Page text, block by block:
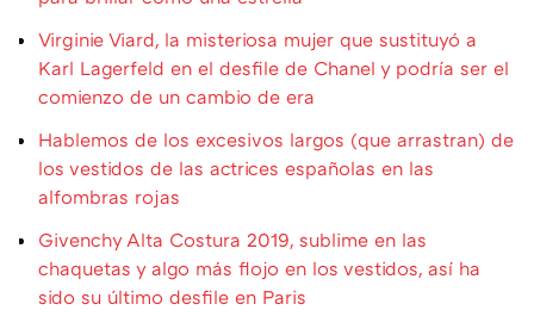
Virginie Viard, la misteriosa mujer que sustituyó a
Karl Lagerfeld en el desfile de Chanel y podría ser el
comienzo de un cambio de era
Hablemos de los excesivos largos (que arrastran) de
los vestidos de las actrices españolas en las
alfombras rojas
Givenchy Alta Costura 2019, sublime en las
chaquetas y algo más flojo en los vestidos, así ha
sido su último desfile en Paris